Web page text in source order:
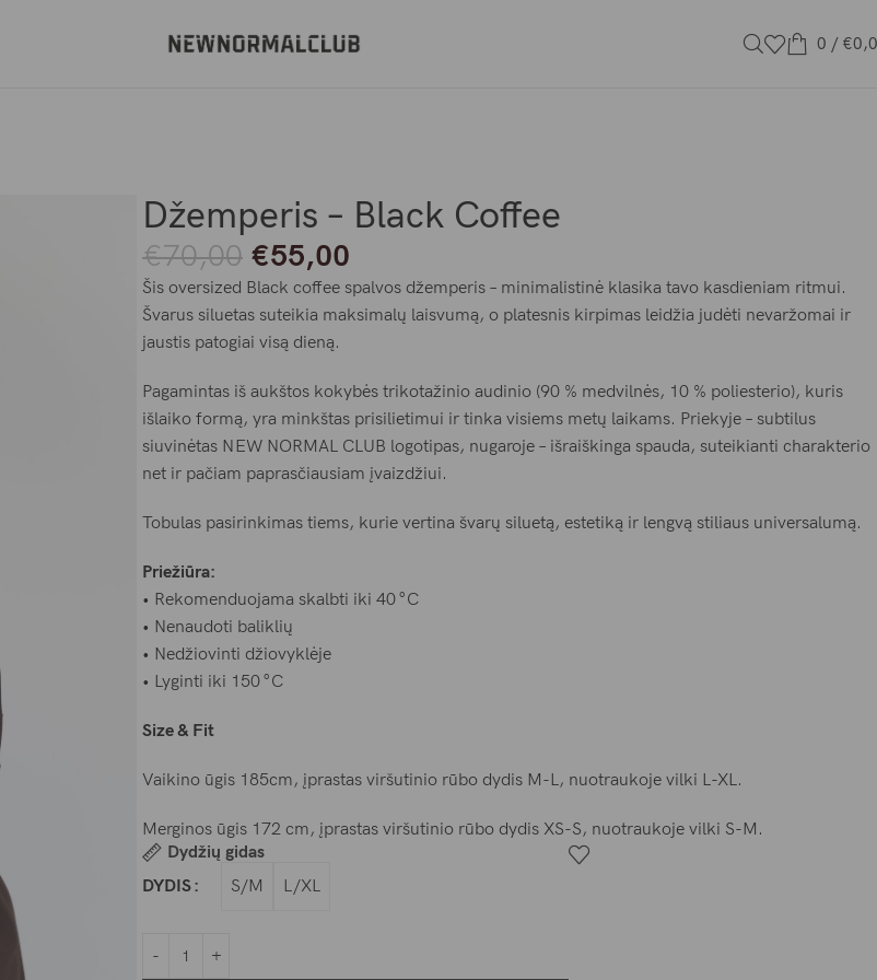
0 / €
Džemperis – Black Coffee
€70,00 €55,00
Šis oversized Black coffee spalvos džemperis – minimalistinė klasika tavo kasdieniam ritmui.
Švarus siluetas suteikia maksimalų laisvumą, o platesnis kirpimas leidžia judėti nevaržomai ir
jaustis patogiai visą dieną.
Pagamintas iš aukštos kokybės trikotažinio audinio (90 % medvilnės, 10 % poliesterio), kuris
išlaiko formą, yra minkštas prisilietimui ir tinka visiems metų laikams. Priekyje – subtilus
siuvinėtas NEW NORMAL CLUB logotipas, nugaroje – išraiškinga spauda, suteikianti charakterio
net ir pačiam paprasčiausiam įvaizdžiui.
Tobulas pasirinkimas tiems, kurie vertina švarų siluetą, estetiką ir lengvą stiliaus universalumą.
Priežiūra:
• Rekomenduojama skalbti iki 40 °C
• Nenaudoti baliklių
• Nedžiovinti džiovyklėje
• Lyginti iki 150 °C
Size & Fit
Vaikino ūgis 185cm, įprastas viršutinio rūbo dydis M-L, nuotraukoje vilki L-XL.
Merginos ūgis 172 cm, įprastas viršutinio rūbo dydis XS-S, nuotraukoje vilki S-M.
Dydžių gidas
DYDIS
S/M L/XL